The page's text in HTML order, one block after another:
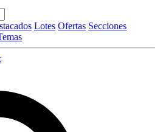
Lotes Ofertas Secciones